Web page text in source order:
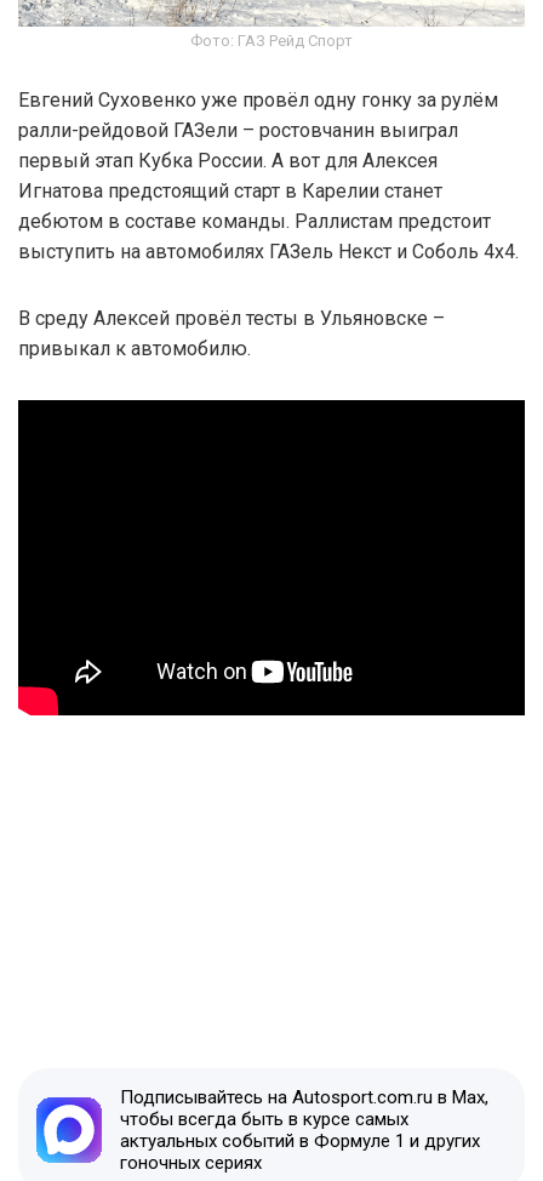
Фото: ГАЗ Рейд Спорт
Евгений Суховенко уже провёл одну гонку за рулём
ралли-рейдовой ГАЗели – ростовчанин выиграл
первый этап Кубка России. А вот для Алексея
Игнатова предстоящий старт в Карелии станет
дебютом в составе команды. Раллистам предстоит
выступить на автомобилях ГАЗель Некст и Соболь 4х4.
В среду Алексей провёл тесты в Ульяновске –
привыкал к автомобилю.
Подписывайтесь на Autosport.com.ru в Max,
чтобы всегда быть в курсе самых
актуальных событий в Формуле 1 и других
гоночных сериях